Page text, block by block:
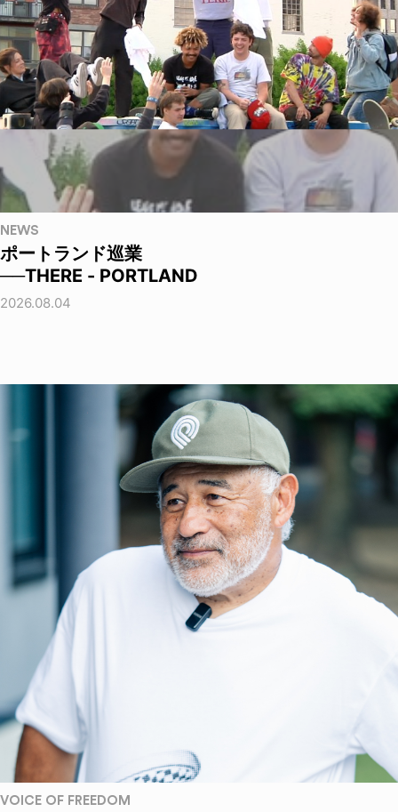
NEWS
ポートランド巡業
──THERE - PORTLAND
2026.08.04
VOICE OF FREEDOM